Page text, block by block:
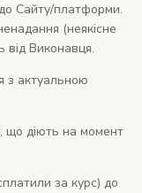
Сайту/платформи.
(неякісне
від Виконавця.
з актуальною
що діють на момент
за курс) до